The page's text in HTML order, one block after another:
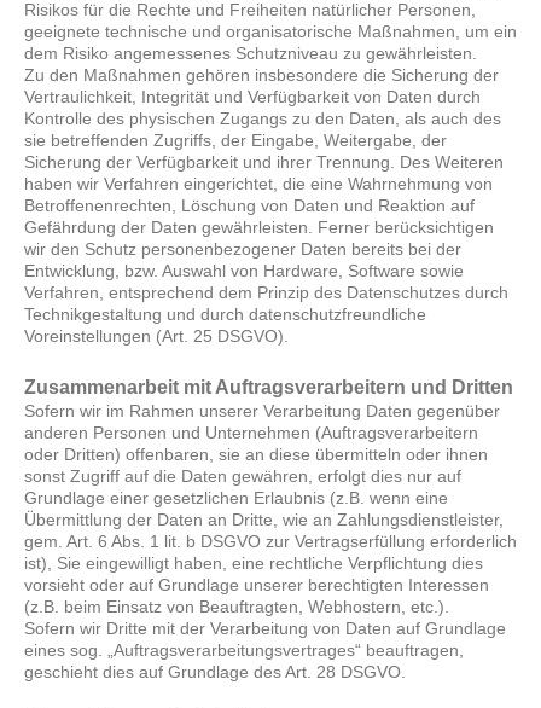
Risikos für die Rechte und Freiheiten natürlicher Personen,
geeignete technische und organisatorische Maßnahmen, um ein
dem Risiko angemessenes Schutzniveau zu gewährleisten.
Zu den Maßnahmen gehören insbesondere die Sicherung der
Vertraulichkeit, Integrität und Verfügbarkeit von Daten durch
Kontrolle des physischen Zugangs zu den Daten, als auch des
sie betreffenden Zugriffs, der Eingabe, Weitergabe, der
Sicherung der Verfügbarkeit und ihrer Trennung. Des Weiteren
haben wir Verfahren eingerichtet, die eine Wahrnehmung von
Betroffenenrechten, Löschung von Daten und Reaktion auf
Gefährdung der Daten gewährleisten. Ferner berücksichtigen
wir den Schutz personenbezogener Daten bereits bei der
Entwicklung, bzw. Auswahl von Hardware, Software sowie
Verfahren, entsprechend dem Prinzip des Datenschutzes durch
Technikgestaltung und durch datenschutzfreundliche
Voreinstellungen (Art. 25 DSGVO).
Zusammenarbeit mit Auftragsverarbeitern und Dritten
Sofern wir im Rahmen unserer Verarbeitung Daten gegenüber
anderen Personen und Unternehmen (Auftragsverarbeitern
oder Dritten) offenbaren, sie an diese übermitteln oder ihnen
sonst Zugriff auf die Daten gewähren, erfolgt dies nur auf
Grundlage einer gesetzlichen Erlaubnis (z.B. wenn eine
Übermittlung der Daten an Dritte, wie an Zahlungsdienstleister,
gem. Art. 6 Abs. 1 lit. b DSGVO zur Vertragserfüllung erforderlich
ist), Sie eingewilligt haben, eine rechtliche Verpflichtung dies
vorsieht oder auf Grundlage unserer berechtigten Interessen
(z.B. beim Einsatz von Beauftragten, Webhostern, etc.).
Sofern wir Dritte mit der Verarbeitung von Daten auf Grundlage
eines sog. „Auftragsverarbeitungsvertrages“ beauftragen,
geschieht dies auf Grundlage des Art. 28 DSGVO.